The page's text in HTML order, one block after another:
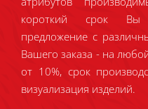
короткий срок Вы
предложение с
Вашего заказа - на
от 10%, срок
визуализация изделий.